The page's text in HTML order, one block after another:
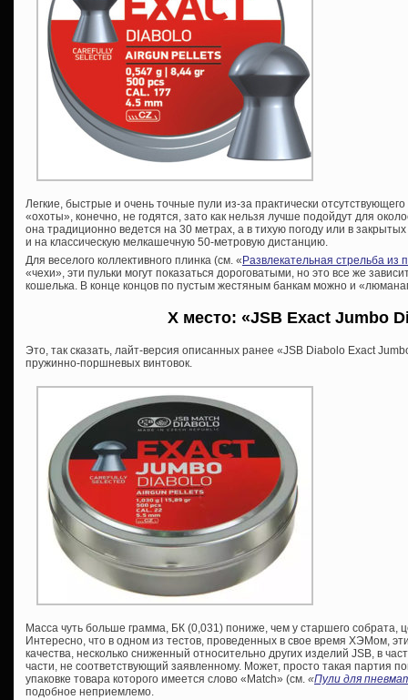
Легкие, быстрые и очень точные пули из-за практически
«охоты», конечно, не годятся, зато как нельзя лучше подойдут для
она традиционно ведется на 30 метрах, а в тихую погоду или в
и на классическую мелкашечную 50-метровую дистанцию.
Для веселого коллективного плинка (см. « Развлекательная стрельба из
«чехи», эти пульки могут показаться дороговатыми, но это все же
кошелька. В конце концов по пустым жестяным банкам можно и
X место: «JSB Exact Jumbo
Это, так сказать, лайт-версия описанных ранее «JSB Diabolo Exact
пружинно-поршневых винтовок.
Масса чуть больше грамма, БК (0,031) пониже, чем у старшего собрата,
Интересно, что в одном из тестов, проведенных в свое время ХЭМом,
качества, несколько сниженный относительно других изделий JSB, в
части, не соответствующий заявленному. Может, просто такая партия
упаковке товара которого имеется слово «Match» (см. «Пули для
подобное неприемлемо.